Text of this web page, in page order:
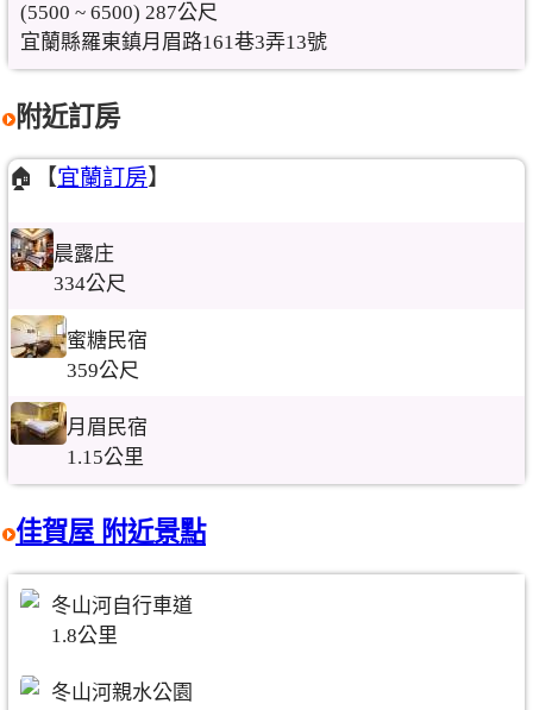
(5500 ~ 6500) 287公尺
宜蘭縣羅東鎮月眉路161巷3弄13號
附近訂房
🏠【宜蘭訂房】
晨露庄
334公尺
蜜糖民宿
359公尺
月眉民宿
1.15公里
佳賀屋 附近景點
冬山河自行車道
1.8公里
冬山河親水公園